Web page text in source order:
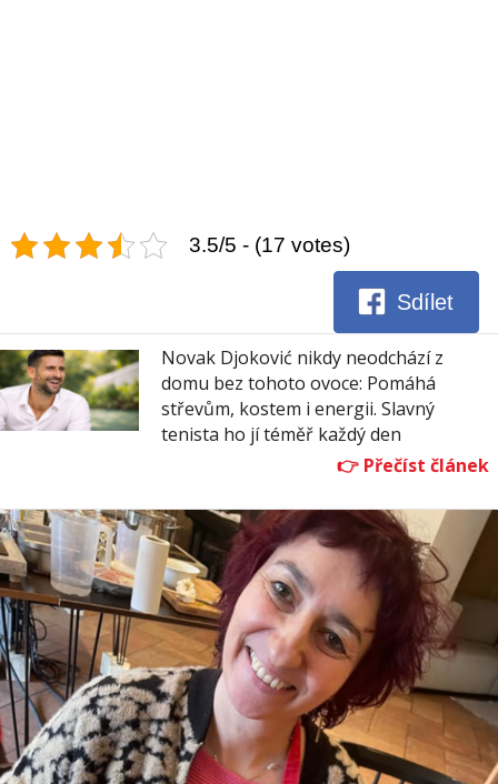
3.5/5 - (17 votes)
Sdílet
Novak Djoković nikdy neodchází z
domu bez tohoto ovoce: Pomáhá
střevům, kostem i energii. Slavný
tenista ho jí téměř každý den